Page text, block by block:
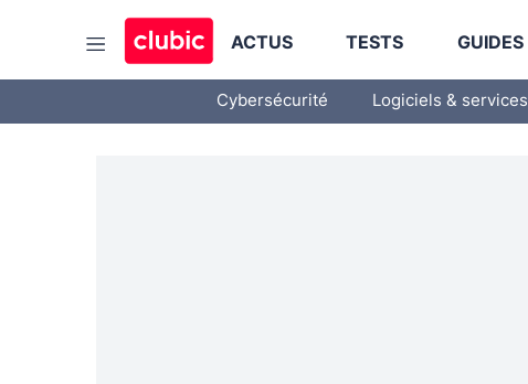
ACTUS TESTS GUIDES
Cybersécurité Logiciels & services